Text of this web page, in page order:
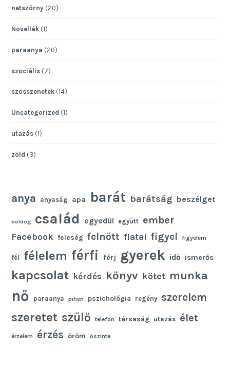
netszörny (20)
Novellák (1)
paraanya (20)
szociális (7)
szösszenetek (14)
Uncategorized (1)
utazás (1)
zöld (3)
anya anyaság apa barát barátság beszélget
boldog család egyedül együtt ember
Facebook feleség felnőtt fiatal figyel figyelem
fél félelem férfi férj gyerek idő ismerős
kapcsolat kérdés könyv kötet munka
nő paraanya pihen pszichológia regény szerelem
szeretet szülő telefon társaság utazás élet
érzelem érzés öröm őszinte